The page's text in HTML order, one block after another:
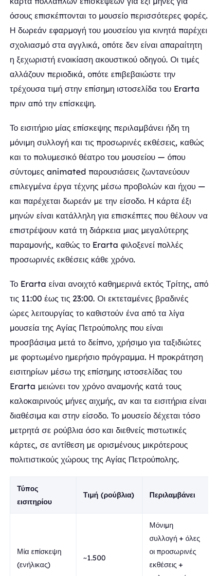
όσους επισκέπτονται το μουσείο περισσότερες φορές.
Η δωρεάν εφαρμογή του μουσείου για κινητά παρέχει
σχολιασμό στα αγγλικά, οπότε δεν είναι απαραίτητη
η ξεχωριστή ενοικίαση ακουστικού οδηγού. Οι τιμές
αλλάζουν περιοδικά, οπότε επιβεβαιώστε την
τρέχουσα τιμή στην επίσημη ιστοσελίδα του Erarta
πριν από την επίσκεψη.
Το εισιτήριο μίας επίσκεψης περιλαμβάνει ήδη τη
μόνιμη συλλογή και τις προσωρινές εκθέσεις, καθώς
και το πολυμεσικό θέατρο του μουσείου — όπου
σύντομες animated παρουσιάσεις ζωντανεύουν
επιλεγμένα έργα τέχνης μέσω προβολών και ήχου —
και παρέχεται δωρεάν με την είσοδο. Η κάρτα έξι
μηνών είναι κατάλληλη για επισκέπτες που θέλουν να
επιστρέψουν κατά τη διάρκεια μιας μεγαλύτερης
παραμονής, καθώς το Erarta φιλοξενεί πολλές
προσωρινές εκθέσεις κάθε χρόνο.
Το Erarta είναι ανοιχτό καθημερινά εκτός Τρίτης, από
τις 11:00 έως τις 23:00. Οι εκτεταμένες βραδινές
ώρες λειτουργίας το καθιστούν ένα από τα λίγα
μουσεία της Αγίας Πετρούπολης που είναι
προσβάσιμα μετά το δείπνο, χρήσιμο για ταξιδιώτες
με φορτωμένο ημερήσιο πρόγραμμα. Η προκράτηση
εισιτηρίων μέσω της επίσημης ιστοσελίδας του
Erarta μειώνει τον χρόνο αναμονής κατά τους
καλοκαιρινούς μήνες αιχμής, αν και τα εισιτήρια είναι
διαθέσιμα και στην είσοδο. Το μουσείο δέχεται τόσο
μετρητά σε ρούβλια όσο και διεθνείς πιστωτικές
κάρτες, σε αντίθεση με ορισμένους μικρότερους
πολιτιστικούς χώρους της Αγίας Πετρούπολης.
Τύπος
εισιτηρίου
Τιμή (ρούβλια) Περιλαμβάνει
Μία επίσκεψη
(ενήλικας)
~1.500
Μόνιμη
συλλογή + όλες
οι προσωρινές
εκθέσεις +